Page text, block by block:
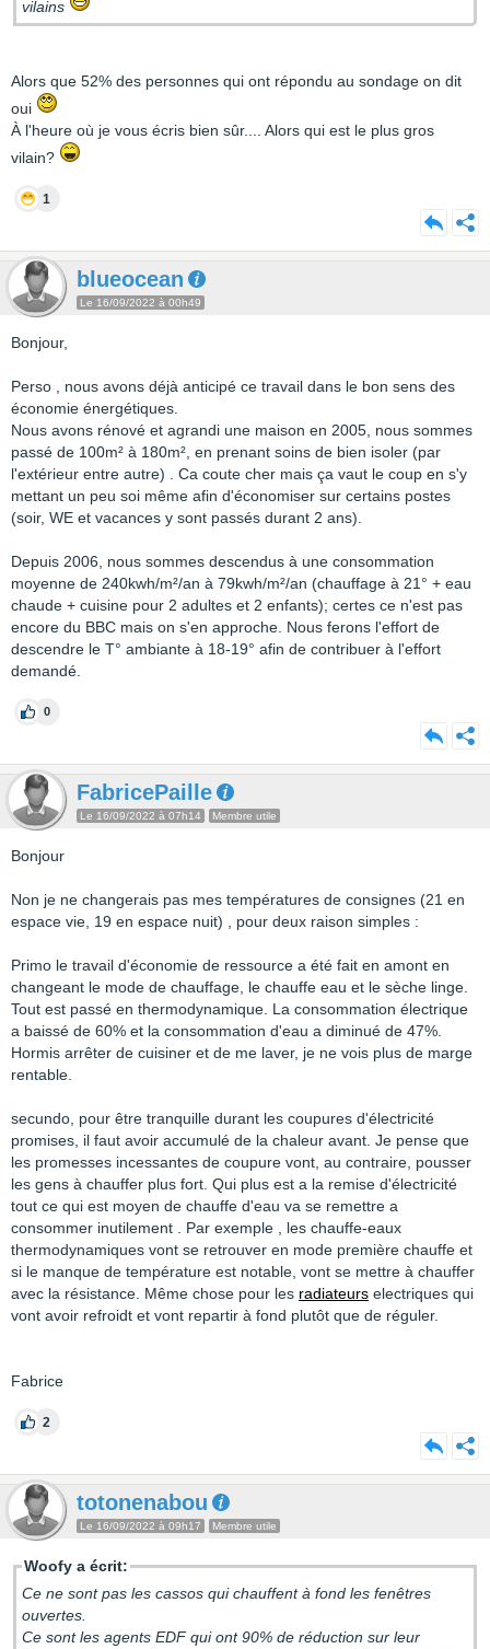
vilains
Alors que 52% des personnes qui ont répondu au sondage on dit
oui
À l'heure où je vous écris bien sûr.... Alors qui est le plus gros
vilain?
1
blueocean
Le 16/09/2022 à 00h49
Bonjour,
Perso , nous avons déjà anticipé ce travail dans le bon sens des
économie énergétiques.
Nous avons rénové et agrandi une maison en 2005, nous sommes
passé de 100m² à 180m², en prenant soins de bien isoler (par
l'extérieur entre autre) . Ca coute cher mais ça vaut le coup en s'y
mettant un peu soi même afin d'économiser sur certains postes
(soir, WE et vacances y sont passés durant 2 ans).
Depuis 2006, nous sommes descendus à une consommation
moyenne de 240kwh/m²/an à 79kwh/m²/an (chauffage à 21° + eau
chaude + cuisine pour 2 adultes et 2 enfants); certes ce n'est pas
encore du BBC mais on s'en approche. Nous ferons l'effort de
descendre le T° ambiante à 18-19° afin de contribuer à l'effort
demandé.
0
FabricePaille
Le 16/09/2022 à 07h14 Membre utile
Bonjour
Non je ne changerais pas mes températures de consignes (21 en
espace vie, 19 en espace nuit) , pour deux raison simples :
Primo le travail d'économie de ressource a été fait en amont en
changeant le mode de chauffage, le chauffe eau et le sèche linge.
Tout est passé en thermodynamique. La consommation électrique
a baissé de 60% et la consommation d'eau a diminué de 47%.
Hormis arrêter de cuisiner et de me laver, je ne vois plus de marge
rentable.
secundo, pour être tranquille durant les coupures d'électricité
promises, il faut avoir accumulé de la chaleur avant. Je pense que
les promesses incessantes de coupure vont, au contraire, pousser
les gens à chauffer plus fort. Qui plus est a la remise d'électricité
tout ce qui est moyen de chauffe d'eau va se remettre a
consommer inutilement . Par exemple , les chauffe-eaux
thermodynamiques vont se retrouver en mode première chauffe et
si le manque de température est notable, vont se mettre à chauffer
avec la résistance. Même chose pour les radiateurs electriques qui
vont avoir refroidt et vont repartir à fond plutôt que de réguler.
Fabrice
2
totonenabou
Le 16/09/2022 à 09h17 Membre utile
Woofy a écrit:
Ce ne sont pas les cassos qui chauffent à fond les fenêtres
ouvertes.
Ce sont les agents EDF qui ont 90% de réduction sur leur